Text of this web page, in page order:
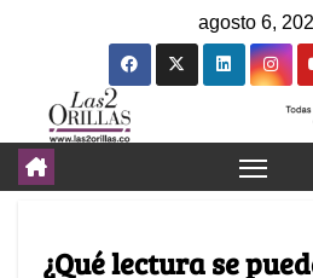
agosto 6,
¿Qué lectura se